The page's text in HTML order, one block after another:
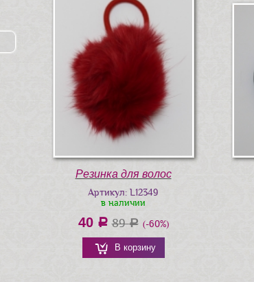
Резинка для волос
Артикул: L12349
в наличии
40 a 89a (-60%)
В корзину